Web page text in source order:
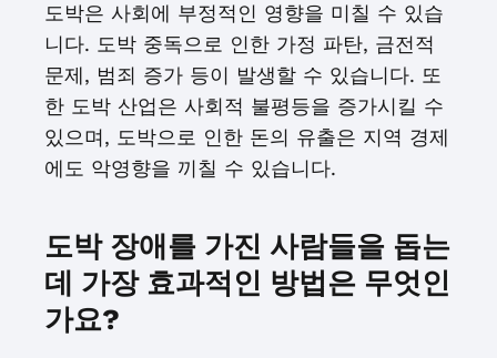
도박은 사회에 부정적인 영향을 미칠 수 있습
니다. 도박 중독으로 인한 가정 파탄, 금전적
문제, 범죄 증가 등이 발생할 수 있습니다. 또
한 도박 산업은 사회적 불평등을 증가시킬 수
있으며, 도박으로 인한 돈의 유출은 지역 경제
에도 악영향을 끼칠 수 있습니다.
도박 장애를 가진 사람들을 돕는
데 가장 효과적인 방법은 무엇인
가요?